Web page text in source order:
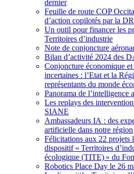
dernier
Feuille de route COP
d’action copilotés par la
Un outil pour financer les
Territoires d’industrie
Note de conjoncture
Bilan d’activité 2024 des
Conjoncture économique
incertaines : l’Etat et la
représentants du monde
Panorama de l’intelligence
Les replays des
SIANE
Ambassadeurs IA : des
artificielle dans notre région
Félicitations aux 22 projets
dispositif « Territoires
écologique (TITE) » du
Robotics Place Day le 26